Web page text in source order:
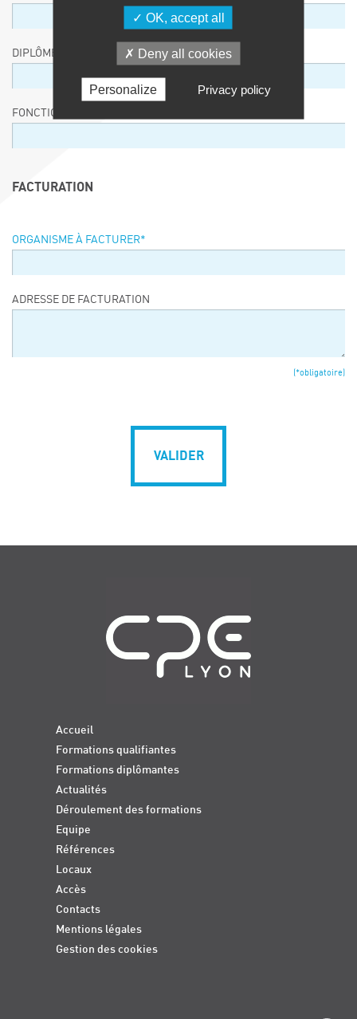
DIPLÔME / EQUIVALENCE / NIVEAU
FONCTION
FACTURATION
ORGANISME À FACTURER*
ADRESSE DE FACTURATION
(*obligatoire)
VALIDER
Accueil
Formations qualifiantes
Formations diplômantes
Actualités
Déroulement des formations
Equipe
Références
Locaux
Accès
Contacts
Mentions légales
Gestion des cookies
OK, accept all
Deny all cookies
Personalize Privacy policy